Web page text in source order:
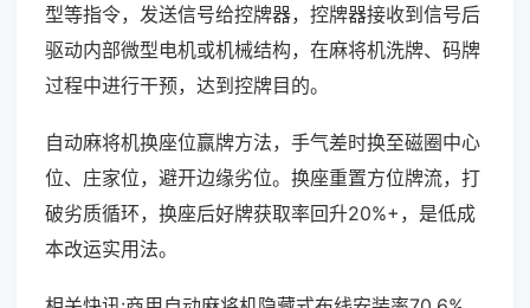
型等指令，发送信号给控牌器，控牌器接收到信号后
驱动内部微型电机或机械结构，在麻将机洗牌、码牌
过程中进行干预，达到控牌目的。
自动麻将机换座位赢牌方法，手气差时换至磁圈中心
位、庄家位，避开边缘劣位。换座重置方位牌流，打
破劣质循环，换座后好牌获取率回升20%+，是低成
本改运实用法。